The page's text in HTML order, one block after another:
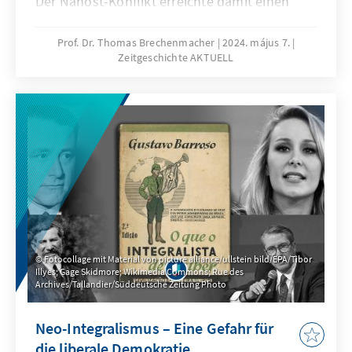
Ursprünge des Konflikts und wie kann die
Unversöhnlichkeit absoluter
der neuen Ausgabe Zeitgeschichte Aktuell
blickt der Historiker Thomas Brechenmacher
auf die wechselvolle Geschichte der Region
und die Hintergründe, die 1948 zur
Staatsgründung Israels führten.
Prof. Dr. Thomas Brechenmacher 2024. május 7.
Zeitgeschichte AKTUELL
Fotocollage mit Material von picture alliance/ullstein bild/EPA/Tibor
Illyes; Gage Skidmore; Wikimedia Commons; Rue des
Archives/Tallandier/Süddeutsche Zeitung Photo
Neo-Integralismus – Eine Gefahr für